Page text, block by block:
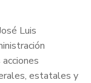
Luis
estatales y